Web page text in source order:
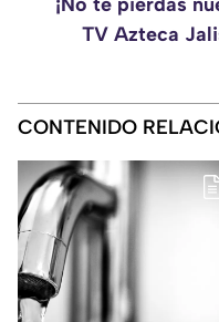
TV Azteca
CONTENIDO